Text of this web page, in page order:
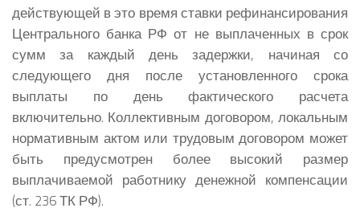
действующей в это время ставки рефинансирования
Центрального банка РФ от не выплаченных в срок
сумм за каждый день задержки, начиная со
следующего дня после установленного срока
выплаты по день фактического расчета
включительно. Коллективным договором, локальным
нормативным актом или трудовым договором может
быть предусмотрен более высокий размер
выплачиваемой работнику денежной компенсации
(ст. 236 ТК РФ).